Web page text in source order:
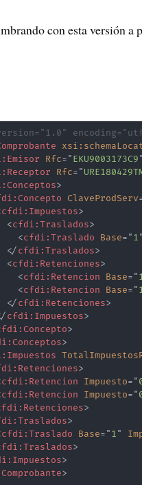
con esta versión a
xsi:
Emisor Rfc="EKU9003173C9"
Receptor Rfc="
Conceptos>
Concepto ClaveProdServ
cfdi: Impuestos>
<cfdi:Traslados>
<cfdi:Traslado Base="1"
</cfdi:Traslados>
<cfdi: Retenciones>
<cfdi: Retencion Base="
<cfdi: Retencion Base="
</cfdi: Retenciones>
cfdi: Impuestos>
Concepto>
Conceptos>
Impuestos
Retenciones>
cfdi: Retencion Impuesto="
cfdi: Retencion Impuesto="
Retenciones>
Traslados>
cfdi:Traslado Base="1"
Traslados>
Impuestos>
Comprobante>